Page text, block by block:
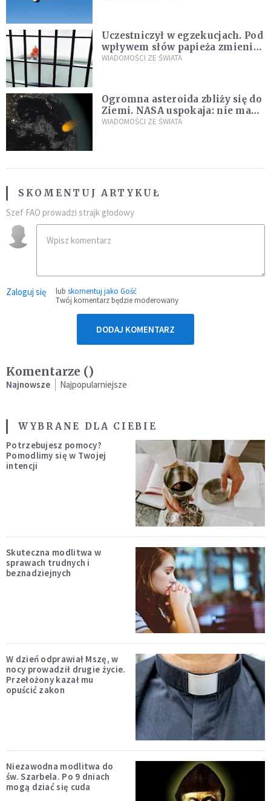
Uczestniczył w egzekucjach. Pod
wpływem słów papieża zmienił
zdanie
WIADOMOŚCI ZE ŚWIATA
Ogromna asteroida zbliży się do
Ziemi. NASA uspokaja: nie ma
zagrożenia
WIADOMOŚCI ZE ŚWIATA
SKOMENTUJ ARTYKUŁ
Szef FAO prowadzi strajk głodowy
Zaloguj się lub skomentuj jako Gość
Twój komentarz będzie moderowany
DODAJ KOMENTARZ
Komentarze ()
Najnowsze Najpopularniejsze
WYBRANE DLA CIEBIE
Potrzebujesz pomocy?
Pomodlimy się w Twojej
intencji
Skuteczna modlitwa w
sprawach trudnych i
beznadziejnych
W dzień odprawiał Mszę, w
nocy prowadził drugie życie.
Przełożony kazał mu
opuścić zakon
Niezawodna modlitwa do
św. Szarbela. Po 9 dniach
mogą dziać się cuda